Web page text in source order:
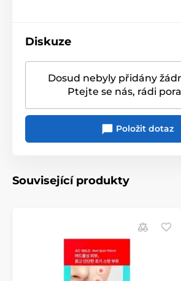
Diskuze
Dosud nebyly přidány
Ptejte se nás, rádi
Položit dotaz
Související produkty